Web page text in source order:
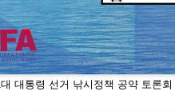
대 대통령 선거 낚시정책 공약 토론